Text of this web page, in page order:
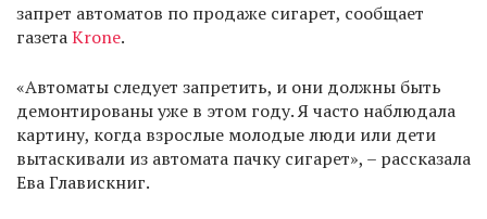
запрет автоматов по продаже сигарет, сообщает
газетаKrone.
«Автоматы следует запретить, и они должны быть
демонтированы уже в этом году. Я часто наблюдала
картину, когда взрослые молодые люди или дети
вытаскивали из автомата пачку сигарет», – рассказала
Ева Главискниг.